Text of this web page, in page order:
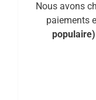
Nous avons
paiements
populaire)